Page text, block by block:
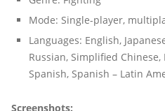
Mode: Single-player,
Languages: English,
Russian, Simplified
Spanish, Spanish – Latin
Screenshots: